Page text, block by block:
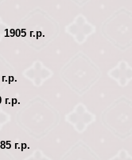
г.р.
г.р.